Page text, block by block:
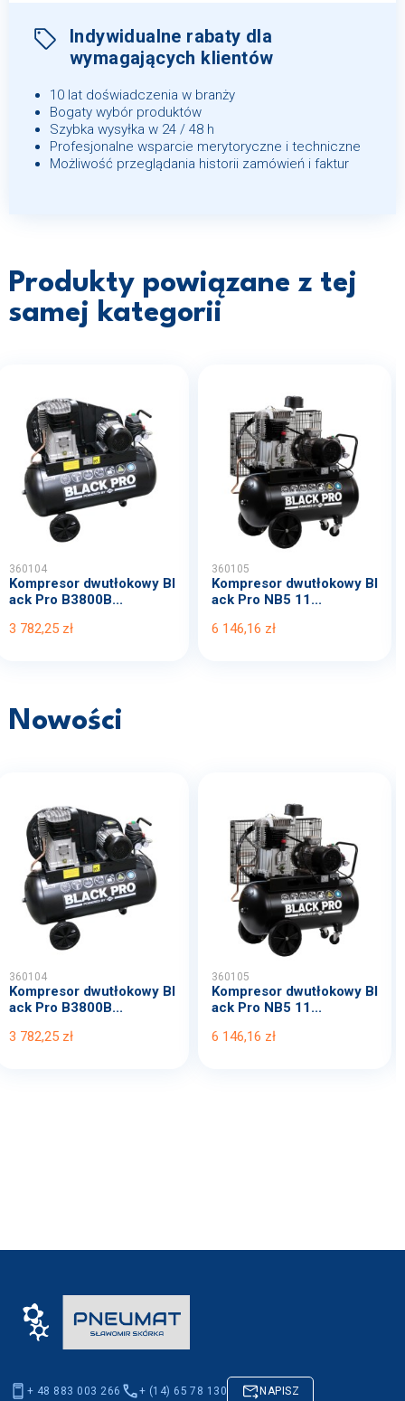
Indywidualne rabaty dla
wymagających klientów
10 lat doświadczenia w branży
Bogaty wybór produktów
Szybka wysyłka w 24 / 48 h
Profesjonalne wsparcie merytoryczne i techniczne
Możliwość przeglądania historii zamówień i faktur
Produkty powiązane z tej
samej kategorii
360104
Kompresor dwutłokowy Bl
ack Pro B3800B...
3 782,25 zł
360105
Kompresor dwutłokowy Bl
ack Pro NB5 11...
6 146,16 zł
Nowości
360104
Kompresor dwutłokowy Bl
ack Pro B3800B...
3 782,25 zł
360105
Kompresor dwutłokowy Bl
ack Pro NB5 11...
6 146,16 zł
+ 48 883 003 266 + (14) 65 78 130 NAPISZ